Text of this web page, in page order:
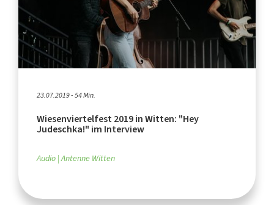
23.07.2019 - 54 Min.
Wiesenviertelfest 2019 in Witten: "Hey
Judeschka!" im Interview
Audio Antenne Witten